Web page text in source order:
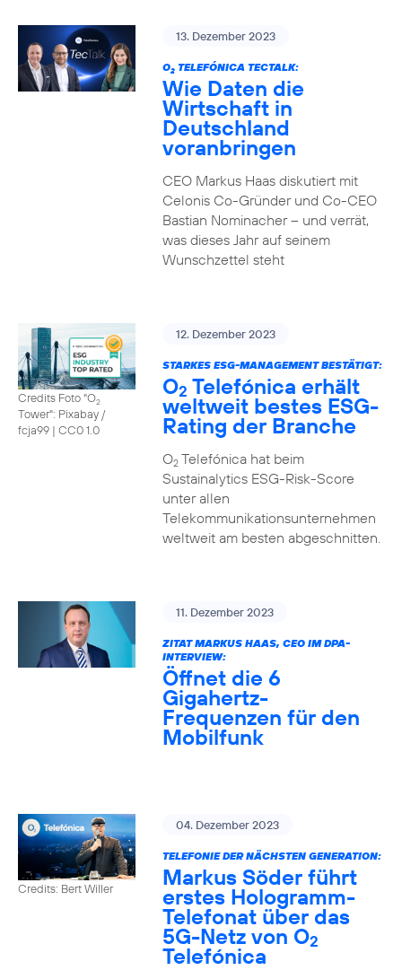
13. Dezember 2023
O2TELEFÓNICA TECTALK:
Wie Daten die
Wirtschaft in
Deutschland
voranbringen
CEO Markus Haas diskutiert mit
Celonis Co-Gründer und Co-CEO
Bastian Nominacher – und verrät,
was dieses Jahr auf seinem
Wunschzettel steht
Credits Foto "O2
Tower": Pixabay /
fcja99 | CC0 1.0
12. Dezember 2023
STARKES ESG-MANAGEMENT BESTÄTIGT:
O2 Telefónica erhält
weltweit bestes ESG-
Rating der Branche
O2Telefónica hat beim
Sustainalytics ESG-Risk-Score
unter allen
Telekommunikationsunternehmen
weltweit am besten abgeschnitten.
11. Dezember 2023
ZITAT MARKUS HAAS, CEO IM DPA-
INTERVIEW:
Öffnet die 6
Gigahertz-
Frequenzen für den
Mobilfunk
Credits: Bert Willer
04. Dezember 2023
TELEFONIE DER NÄCHSTEN GENERATION:
Markus Söder führt
erstes Hologramm-
Telefonat über das
5G-Netz von O2
Telefónica